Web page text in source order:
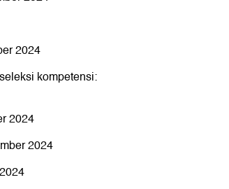
2024
kompetensi:
2024
2024